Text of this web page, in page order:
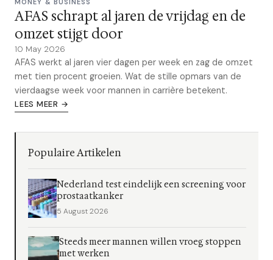
MONEY & BUSINESS
AFAS schrapt al jaren de vrijdag en de
omzet stijgt door
10 May 2026
AFAS werkt al jaren vier dagen per week en zag de omzet
met tien procent groeien. Wat de stille opmars van de
vierdaagse week voor mannen in carrière betekent.
LEES MEER →
Populaire Artikelen
Nederland test eindelijk een screening voor
prostaatkanker
5 August 2026
Steeds meer mannen willen vroeg stoppen
met werken